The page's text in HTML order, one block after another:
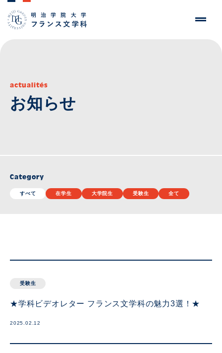
actualités
お知らせ
Category
すべて 在学生 大学院生 受験生 全て
受験生
★学科ビデオレター フランス文学科の魅力3選！★
2025.02.12